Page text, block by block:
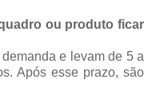
ou produto ficar
e levam de 5 a
Após esse prazo, são